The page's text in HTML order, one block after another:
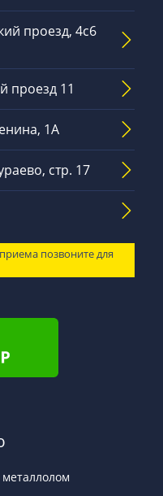
проезд, 4с6
проезд 11
1А
стр. 17
позвоните для